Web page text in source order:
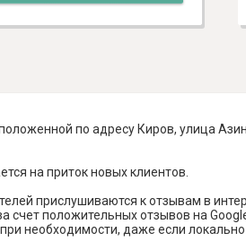
по адресу Киров, улица
на приток новых клиентов.
прислушиваются к отзывам в
положительных отзывов на
необходимости, даже если